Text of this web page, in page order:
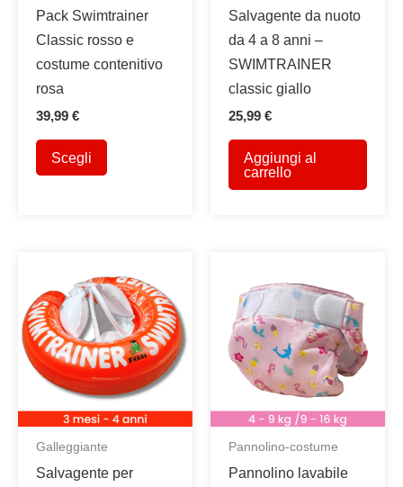
Pack Swimtrainer
Classic rosso e
costume contenitivo
rosa
39,99 €
Scegli
Questo
opzioni
possono
essere
scelte
nella
pagina
Salvagente da nuoto
da 4 a 8 anni –
SWIMTRAINER
classic giallo
25,99 €
Aggiungi al
carrello
Galleggiante
Salvagente per
Pannolino-costume
Pannolino lavabile